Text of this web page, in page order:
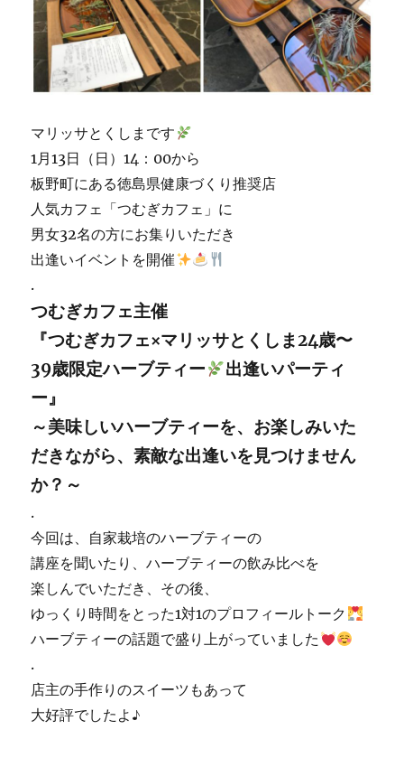
マリッサとくしまです
1月13日（日）14：00から
板野町にある徳島県健康づくり推奨店
人気カフェ「つむぎカフェ」に
男女32名の方にお集りいただき
出逢いイベントを開催
.
つむぎカフェ主催
『つむぎカフェ×マリッサとくしま24歳〜
39歳限定ハーブティー
出逢いパーティ
ー』
～美味しいハーブティーを、お楽しみいた
だきながら、素敵な出逢いを見つけません
か？～
.
今回は、自家栽培のハーブティーの
講座を聞いたり、ハーブティーの飲み比べを
楽しんでいただき、その後、
ゆっくり時間をとった1対1のプロフィールトーク
ハーブティーの話題で盛り上がっていました
.
店主の手作りのスイーツもあって
大好評でしたよ♪